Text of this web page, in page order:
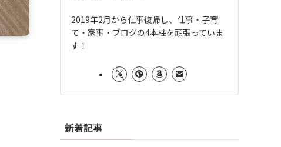
2019年2月から仕事復帰し、仕事・子育
て・家事・ブログの4本柱を頑張っていま
す！
新着記事